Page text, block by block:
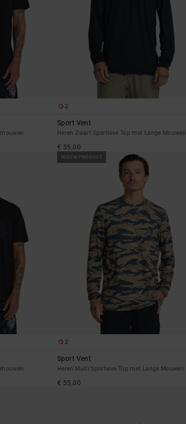
2
Sport Vent
Heren Zwart Sportieve Top met Lange Mouwen
€ 55,00
NIEUW PRODUCT
2
Sport Vent
Heren Multi Sportieve Top met Lange Mouwen
€ 55,00